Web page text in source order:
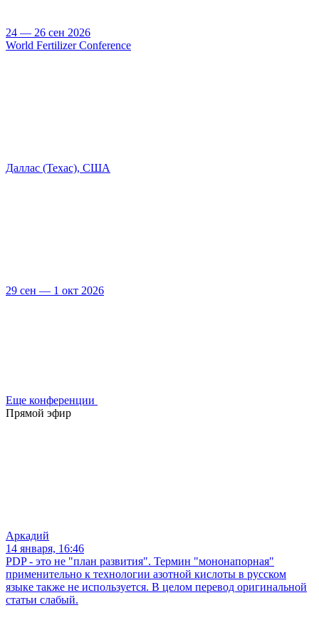
24 — 26 сен 2026
World Fertilizer Conference
Даллас (Техас), США
29 сен — 1 окт 2026
Еще конференции
Прямой эфир
Аркадий
14 января, 16:46
PDP - это не "план развития". Термин "мононапорная"
применительно к технологии азотной кислоты в русском
языке также не используется. В целом перевод оригинальной
статьи слабый.